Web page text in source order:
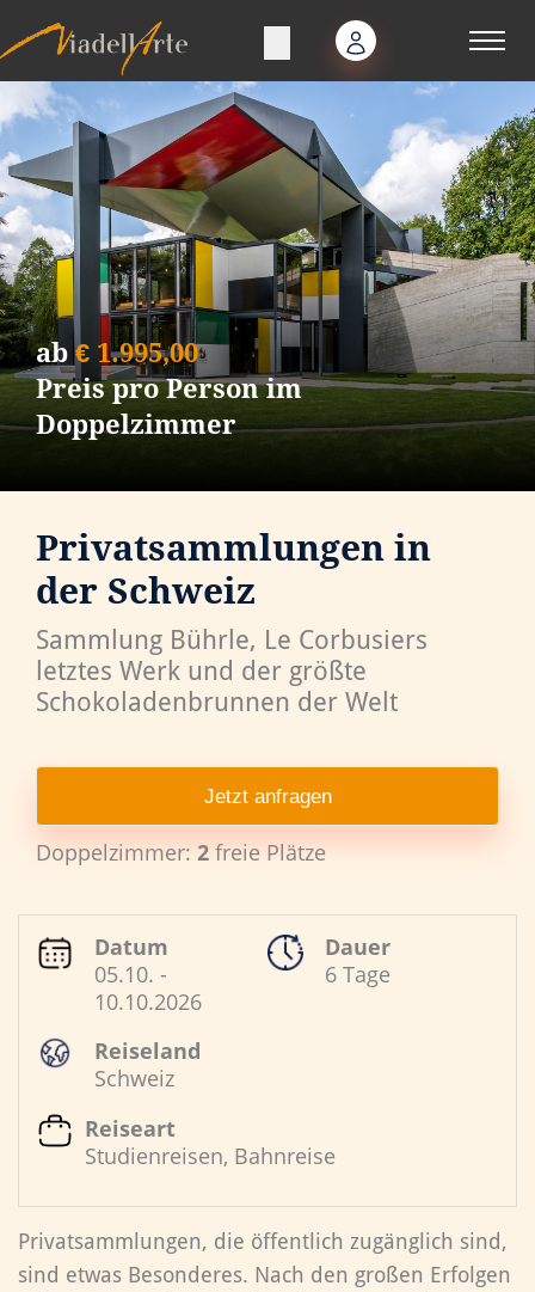
ab€ 1.995,00
Preis pro Person im
Doppelzimmer
Privatsammlungen in
der Schweiz
Sammlung Bührle, Le Corbusiers
letztes Werk und der größte
Schokoladenbrunnen der Welt
Jetzt anfragen
Doppelzimmer: 2 freie Plätze
Datum
05.10. -
10.10.2026
Dauer
6 Tage
Reiseland
Schweiz
Reiseart
Studienreisen, Bahnreise
Privatsammlungen, die öffentlich zugänglich sind,
sind etwas Besonderes. Nach den großen Erfolgen